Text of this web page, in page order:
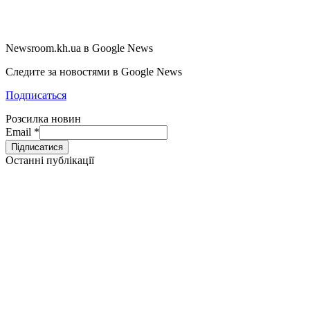
Newsroom.kh.ua в Google News
Следите за новостями в Google News
Подписаться
Розсилка новин
Email *
Останні публікації